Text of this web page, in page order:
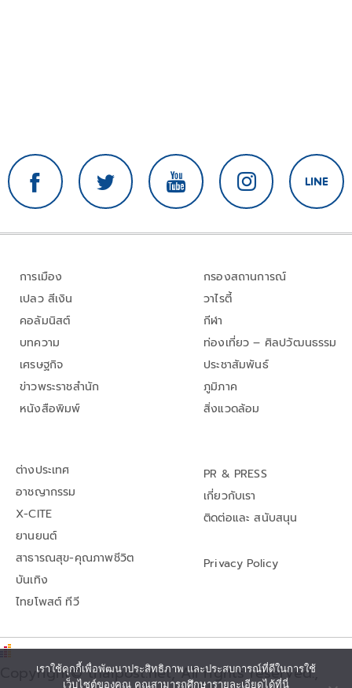
การเมือง
เปลว สีเงิน
คอลัมนิสต์
บทความ
เศรษฐกิจ
ข่าวพระราชสำนัก
หนังสือพิมพ์
กรองสถานการณ์
วาไรตี้
กีฬา
ท่องเที่ยว – ศิลปวัฒนธรรม
ประชาสัมพันธ์
ภูมิภาค
สิ่งแวดล้อม
ต่างประเทศ
อาชญากรรม
X-CITE
ยานยนต์
สาธารณสุข-คุณภาพชีวิต
บันเทิง
ไทยโพสต์ ทีวี
PR & PRESS
เกี่ยวกับเรา
ติดต่อและ สนับสนุน
Privacy Policy
Copyright© thaipost.net, All rights reserved.,
เราใช้คุกกี้เพื่อพัฒนาประสิทธิภาพ และประสบการณ์ที่ดีในการใช้
เว็บไซต์ของคุณ คุณสามารถศึกษารายละเอียดได้ที่นี่